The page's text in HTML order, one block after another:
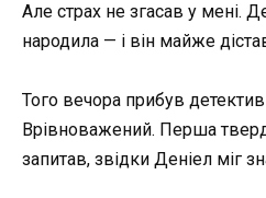
Але страх не згасав у мені.
народила — і він майже
Того вечора прибув
Врівноважений. Перша
запитав, звідки Деніел міг